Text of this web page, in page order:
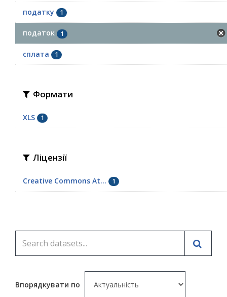
податку 1
податок 1
сплата 1
Формати
XLS 1
Ліцензії
Creative Commons At... 1
Впорядкувати по